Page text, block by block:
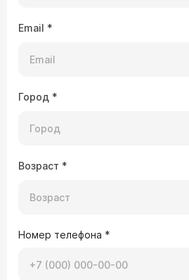
Email *
Город *
Возраст *
Номер телефона *